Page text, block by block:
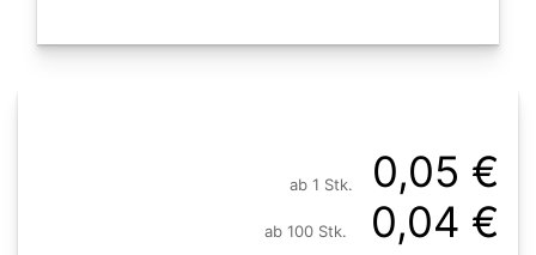
ab 1 Stk. 0,05 €
ab 100 Stk. 0,04 €